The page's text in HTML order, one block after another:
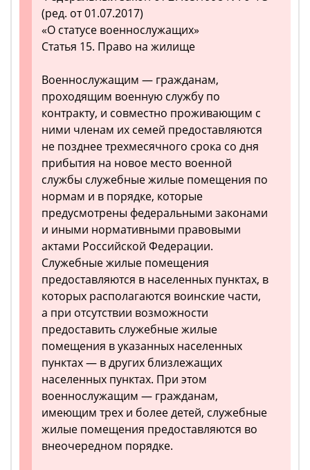
(ред. от 01.07.2017)
«О статусе военнослужащих»
Статья 15. Право на жилище
Военнослужащим — гражданам,
проходящим военную службу по
контракту, и совместно проживающим с
ними членам их семей предоставляются
не позднее трехмесячного срока со дня
прибытия на новое место военной
службы служебные жилые помещения по
нормам и в порядке, которые
предусмотрены федеральными законами
и иными нормативными правовыми
актами Российской Федерации.
Служебные жилые помещения
предоставляются в населенных пунктах, в
которых располагаются воинские части,
а при отсутствии возможности
предоставить служебные жилые
помещения в указанных населенных
пунктах — в других близлежащих
населенных пунктах. При этом
военнослужащим — гражданам,
имеющим трех и более детей, служебные
жилые помещения предоставляются во
внеочередном порядке.